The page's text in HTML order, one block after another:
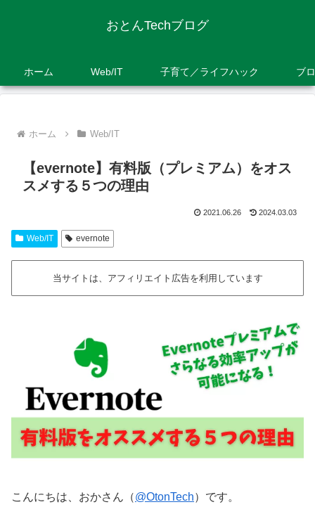
おとんTechブログ
ホーム Web/IT 子育て／ライフハック ブ
ホーム Web/IT
【evernote】有料版（プレミアム）をオス
スメする５つの理由
2021.06.26 2024.03.03
Web/IT evernote
当サイトは、アフィリエイト広告を利用しています
こんにちは、おかさん（@OtonTech）です。